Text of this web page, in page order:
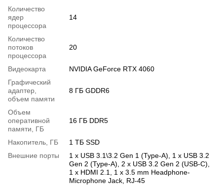
Количество
ядер
процессора
14
Количество
потоков
процессора
20
Видеокарта
NVIDIA GeForce RTX 4060
Графический
адаптер,
объем памяти
8 ГБ GDDR6
Объем
оперативной
памяти, ГБ
16 ГБ DDR5
Накопитель, ГБ
1 ТБ SSD
Внешние порты
1 x USB 3.1\3.2 Gen 1 (Type-A), 1 х USB 3.2
Gen 2 (Type-A), 2 х USB 3.2 Gen 2 (USB-C),
1 x HDMI 2.1, 1 x 3.5 mm Headphone-
Microphone Jack, RJ-45